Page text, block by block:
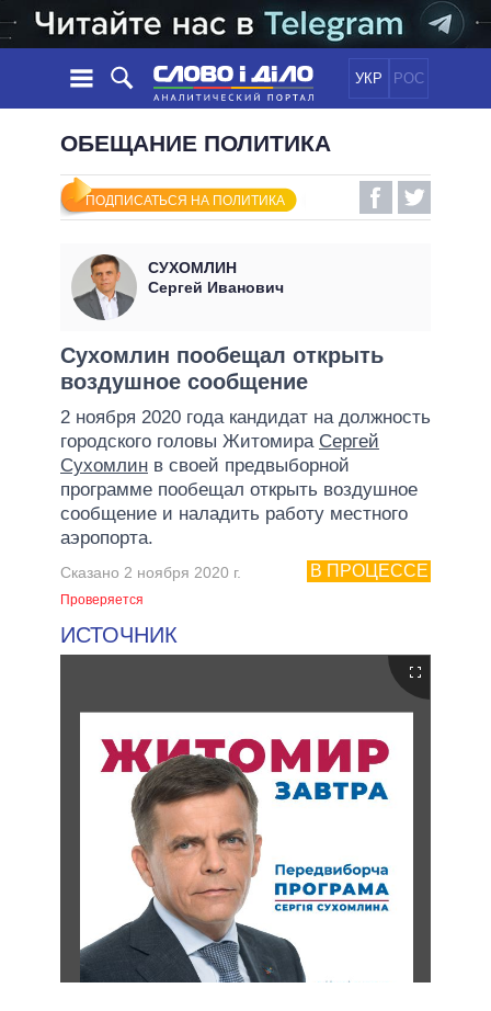
УКР РОС
НОВОСТИ
ЛЕНТА
СОБЫТИЯ
СТАТЬИ
МНЕНИЯ
ОБЗОРЫ
ДАЙДЖЕСТЫ
ПОЛИТИКА
ЭКОНОМИКА
МИР
ОБЕЩАНИЯ
ВСЕ ПОЛИТИКИ
ПРЕЗИДЕНТ И ОФИС
ВЕРХОВНАЯ РАДА
КАБИНЕТ МИНИСТРОВ
ГЛАВЫ ОБЛАДМИНИСТРАЦИЙ
МЭРЫ
ВСЕ ПЕРСОНЫ
ИНФОГРАФИКА
ПОДДЕРЖАТЬ
СРАВНЕНИЕ ПОЛИТИКОВ
ОБЕЩАНИЕ ПОЛИТИКА
ПОДПИСАТЬСЯ НА ПОЛИТИКА
СУХОМЛИН
Сергей Иванович
Сухомлин пообещал открыть
воздушное сообщение
2 ноября 2020 года кандидат на должность
городского головы Житомира Сергей
Сухомлин в своей предвыборной
программе пообещал открыть воздушное
сообщение и наладить работу местного
аэропорта.
В ПРОЦЕССЕ
Сказано 2 ноября 2020 г.
Проверяется
ИСТОЧНИК